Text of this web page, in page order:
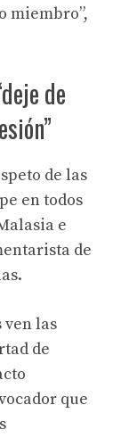
miembro”,
de
de las
en todos
e
de
ven las
de
que